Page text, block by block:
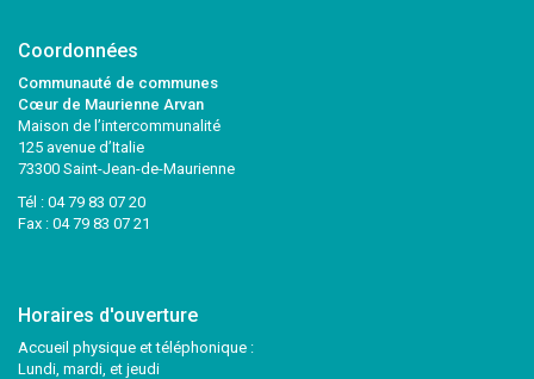
Coordonnées
Communauté de communes
Cœur de Maurienne Arvan
Maison de l’intercommunalité
125 avenue d’Italie
73300 Saint-Jean-de-Maurienne
Tél : 04 79 83 07 20
Fax : 04 79 83 07 21
Horaires d'ouverture
Accueil physique et téléphonique :
Lundi, mardi, et jeudi